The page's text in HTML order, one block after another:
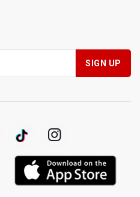
dengan Konsep